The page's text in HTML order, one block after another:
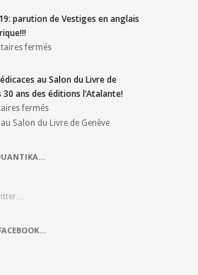
parution de Vestiges en anglais
fermés
au Salon du Livre de
30 ans des éditions l’Atalante!
fermés
Salon du Livre de Genève